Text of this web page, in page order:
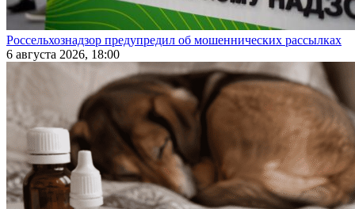
Россельхознадзор предупредил об мошеннических рассылках
6 августа 2026, 18:00